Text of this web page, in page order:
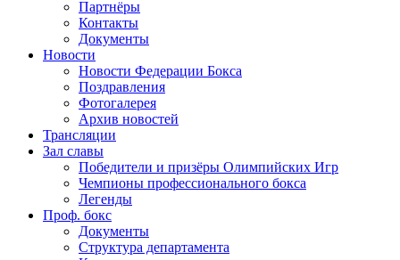
Партнёры
Контакты
Документы
Новости
Новости Федерации Бокса
Поздравления
Фотогалерея
Архив новостей
Трансляции
Зал славы
Победители и призёры Олимпийских Игр
Чемпионы профессионального бокса
Легенды
Проф. бокс
Документы
Структура департамента